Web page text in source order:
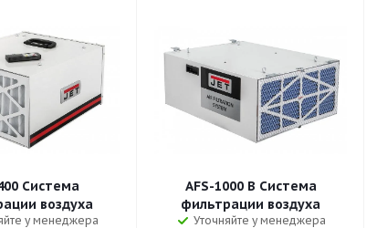
Система
воздуха
у менеджера
AFS-1000 B Система
фильтрации воздуха
Уточняйте у менеджера